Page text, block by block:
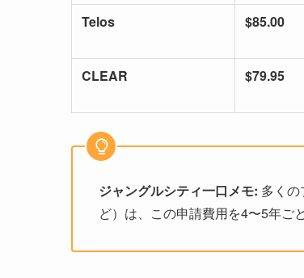
Telos
$85.00
CLEAR
$79.95
ジャングルシティ一口メモ: 多く
ど）は、この申請費用を4〜5年ご